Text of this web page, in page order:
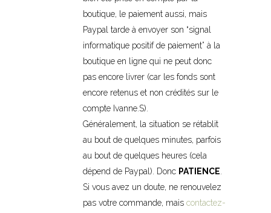
boutique, le paiement aussi, mais
Paypal tarde à envoyer son “signal
informatique positif de paiement” à la
boutique en ligne qui ne peut donc
pas encore livrer (car les fonds sont
encore retenus et non crédités sur le
compte Ivanne.S).
Généralement, la situation se rétablit
au bout de quelques minutes, parfois
au bout de quelques heures (cela
dépend de Paypal). Donc PATIENCE.
Si vous avez un doute, ne renouvelez
pas votre commande, mais contactez-